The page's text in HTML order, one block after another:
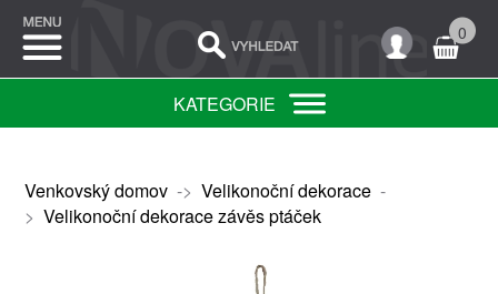
0
KATEGORIE
Venkovský domov-> Velikonoční dekorace-
> Velikonoční dekorace závěs ptáček